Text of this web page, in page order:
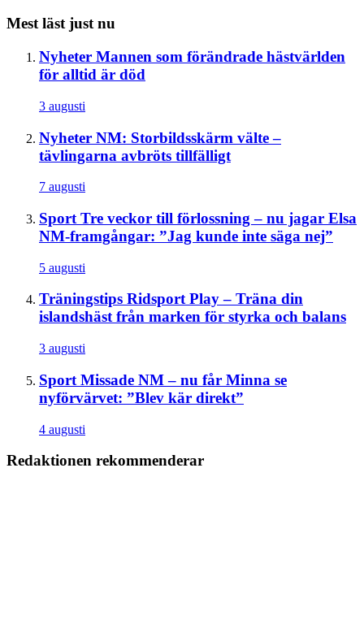
Mest läst just nu
Nyheter Mannen som förändrade hästvärlden
för alltid är död
3 augusti
Nyheter NM: Storbildsskärm välte –
tävlingarna avbröts tillfälligt
7 augusti
Sport Tre veckor till förlossning – nu jagar Elsa
NM-framgångar: ”Jag kunde inte säga nej”
5 augusti
Träningstips Ridsport Play – Träna din
islandshäst från marken för styrka och balans
3 augusti
Sport Missade NM – nu får Minna se
nyförvärvet: ”Blev kär direkt”
4 augusti
Redaktionen rekommenderar